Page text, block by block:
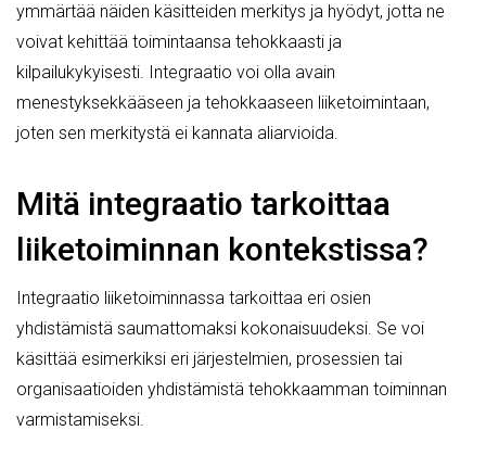
ymmärtää näiden käsitteiden merkitys ja hyödyt, jotta ne
voivat kehittää toimintaansa tehokkaasti ja
kilpailukykyisesti. Integraatio voi olla avain
menestyksekkääseen ja tehokkaaseen liiketoimintaan,
joten sen merkitystä ei kannata aliarvioida.
Mitä integraatio tarkoittaa
liiketoiminnan kontekstissa?
Integraatio liiketoiminnassa tarkoittaa eri osien
yhdistämistä saumattomaksi kokonaisuudeksi. Se voi
käsittää esimerkiksi eri järjestelmien, prosessien tai
organisaatioiden yhdistämistä tehokkaamman toiminnan
varmistamiseksi.